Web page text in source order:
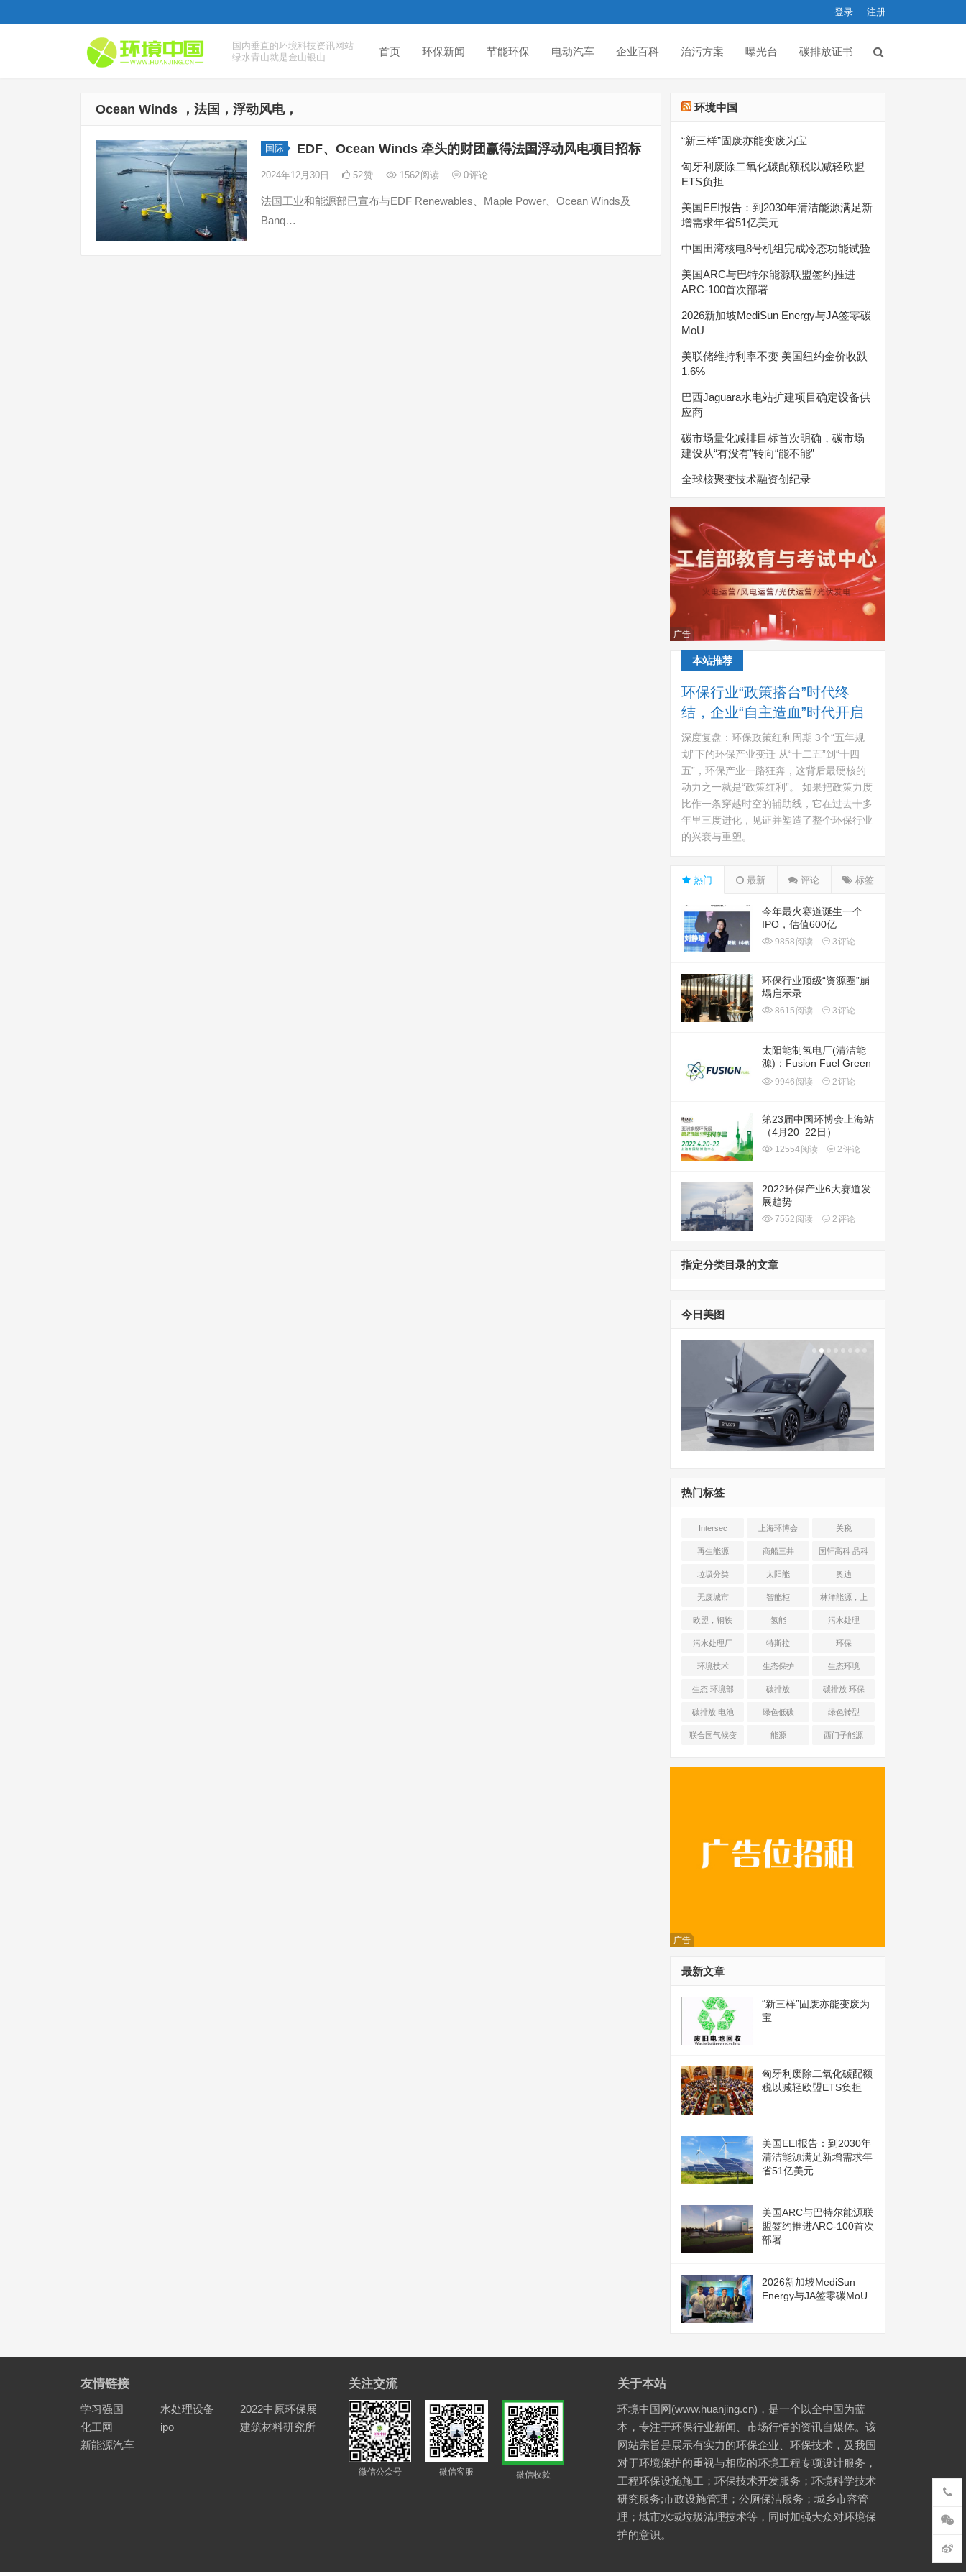
登录 注册
国内垂直的环境科技资讯网站
绿水青山就是金山银山
首页 环保新闻 节能环保 电动汽车 企业百科 治污方案 曝光台 碳排放证书
Ocean Winds ，法国，浮动风电，
国际 EDF、Ocean Winds 牵头的财团赢得法国浮动风电项目招标
2024年12月30日 52赞 1562阅读 0评论
法国工业和能源部已宣布与EDF Renewables、Maple Power、Ocean Winds及
Banq…
环境中国
“新三样”固废亦能变废为宝
匈牙利废除二氧化碳配额税以减轻欧盟
ETS负担
美国EEI报告：到2030年清洁能源满足新
增需求年省51亿美元
中国田湾核电8号机组完成冷态功能试验
美国ARC与巴特尔能源联盟签约推进
ARC-100首次部署
2026新加坡MediSun Energy与JA签零碳
MoU
美联储维持利率不变 美国纽约金价收跌
1.6%
巴西Jaguara水电站扩建项目确定设备供
应商
碳市场量化减排目标首次明确，碳市场
建设从“有没有”转向“能不能”
全球核聚变技术融资创纪录
广告
本站推荐
环保行业“政策搭台”时代终
结，企业“自主造血”时代开启
深度复盘：环保政策红利周期 3个“五年规
划”下的环保产业变迁 从“十二五”到“十四
五”，环保产业一路狂奔，这背后最硬核的
动力之一就是“政策红利”。 如果把政策力度
比作一条穿越时空的辅助线，它在过去十多
年里三度进化，见证并塑造了整个环保行业
的兴衰与重塑。
热门 最新 评论 标签
今年最火赛道诞生一个
IPO，估值600亿
9858 阅读 3评论
环保行业顶级“资源圈”崩
塌启示录
8615 阅读 3评论
太阳能制氢电厂(清洁能
源)：Fusion Fuel Green
plc(HTOO)
9946 阅读 2评论
第23届中国环博会上海站
（4月20–22日）
12554 阅读 2评论
2022环保产业6大赛道发
展趋势
7552 阅读 2评论
指定分类目录的文章
今日美图
热门标签
Intersec
Shanghai
上海环博会 关税
再生能源 商船三井 国轩高科 晶科
能源 光伏+储能
垃圾分类 太阳能 奥迪
无废城市 智能柜 林洋能源，上
海舜华新能源
欧盟，钢铁 氢能 污水处理
污水处理厂 特斯拉 环保
环境技术 生态保护 生态环境
生态 环境部 碳排放 碳排放 环保
碳排放 电池 绿色低碳 绿色转型
联合国气候变 能源 西门子能源
广告
最新文章
“新三样”固废亦能变废为
宝
匈牙利废除二氧化碳配额
税以减轻欧盟ETS负担
美国EEI报告：到2030年
清洁能源满足新增需求年
省51亿美元
美国ARC与巴特尔能源联
盟签约推进ARC-100首次
部署
2026新加坡MediSun
Energy与JA签零碳MoU
友情链接
学习强国 水处理设备
2022中原环保展
化工网
ipo
建筑材料研究所
新能源汽车
关注交流
微信公众号 微信客服 微信收款
关于本站
环境中国网(www.huanjing.cn)，是一个以全中国为蓝
本，专注于环保行业新闻、市场行情的资讯自媒体。该
网站宗旨是展示有实力的环保企业、环保技术，及我国
对于环境保护的重视与相应的环境工程专项设计服务，
工程环保设施施工；环保技术开发服务；环境科学技术
研究服务;市政设施管理；公厕保洁服务；城乡市容管
理；城市水域垃圾清理技术等，同时加强大众对环境保
护的意识。